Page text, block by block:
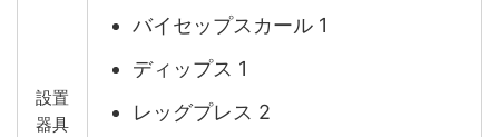
設置
器具
バイセップスカール 1
ディップス 1
レッグプレス 2